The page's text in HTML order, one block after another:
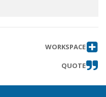
WORKSPACE
QUOTE